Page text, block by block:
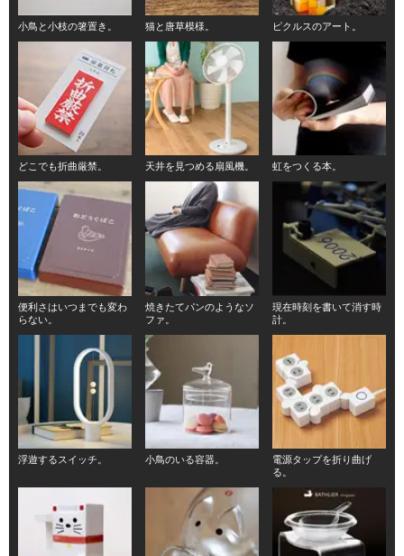
小鳥と小枝の箸置き。 猫と唐草模様。 ピクルスのアート。
どこでも折曲厳禁。 天井を見つめる扇風機。 虹をつくる本。
便利さはいつまでも変わ
らない。
焼きたてパンのようなソ
ファ。
現在時刻を書いて消す時
計。
浮遊するスイッチ。 小鳥のいる容器。
電源タップを折り曲げ
る。